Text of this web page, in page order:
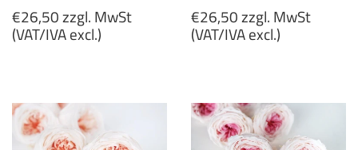
Regular
price
€26,50 zzgl. MwSt
(VAT/IVA excl.)
MwSt
(VAT/IVA
excl.)
Regular
price
€26,50 zzgl. MwSt
(VAT/IVA excl.)
MwSt
(VAT/IVA
excl.)